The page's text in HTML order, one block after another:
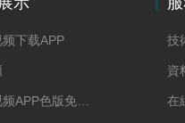
下载APP
蕾丝视频APP色版免费下载
技
資
在